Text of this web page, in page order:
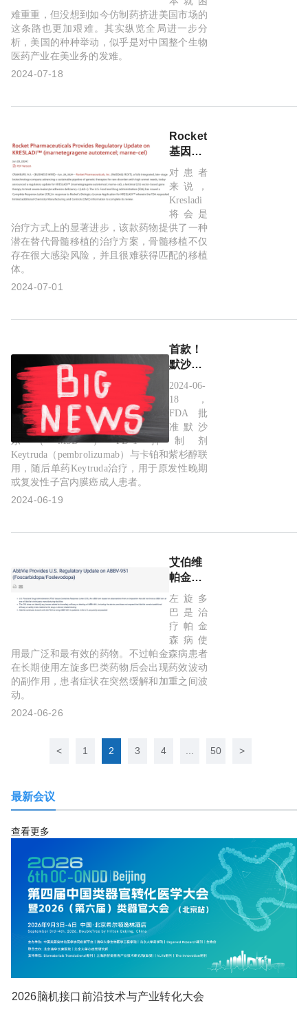
药一
哥”恒
瑞发出
难重重，但没想到如今仿制药挤进美国市场的
这条路也更加艰难。其实纵览全局进一步分
析，美国的种种举动，似乎是对中国整个生物
医药产业在美业务的发难。
2024-07-18
Rocket
基因疗
法因
CMC问
题再次
收到
FDA完
整回复
函
对患者
来说，
Kresladi
将会是
治疗方式上的显著进步，该款药物提供了一种
潜在替代骨髓移植的治疗方案，骨髓移植不仅
存在很大感染风险，并且很难获得匹配的移植
体。
2024-07-01
首款！
默沙东
PD-1抑
制剂再
获FDA
批准，
一线治
疗晚期
癌症
2024-06-
18，
FDA批
准默沙
东（MSD）PD-1抑制剂
Keytruda（pembrolizumab）与卡铂和紫杉醇联
用，随后单药Keytruda治疗，用于原发性晚期
或复发性子宫内膜癌成人患者。
2024-06-19
艾伯维
帕金森
新药再
次收到
FDA发
出的
CRL
左旋多
巴是治
疗帕金
森病使
用最广泛和最有效的药物。不过帕金森病患者
在长期使用左旋多巴类药物后会出现药效波动
的副作用，患者症状在突然缓解和加重之间波
动。
2024-06-26
< 1 2 3 4 50 >
最新会议
查看更多
2026脑机接口前沿技术与产业转化大会